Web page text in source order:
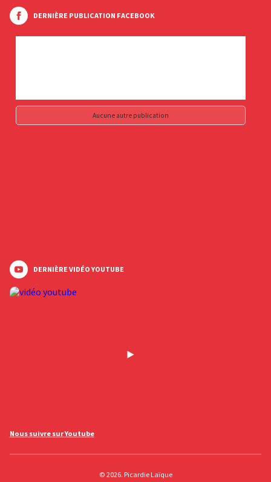
DERNIÈRE PUBLICATION FACEBOOK
Aucune autre publication
DERNIÈRE VIDÉO YOUTUBE
Nous suivre sur Youtube
© 2026. Picardie Laïque